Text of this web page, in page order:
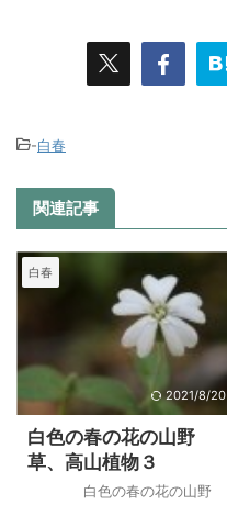
-白春
関連記事
白春
2021/8/20
白色の春の花の山野
草、高山植物３
白色の春の花の山野